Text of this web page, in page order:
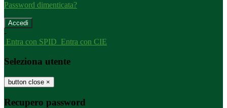
Password dimenticata?
-
Entra con SPID Entra con CIE
Seleziona utente
button close ×
Recupero password